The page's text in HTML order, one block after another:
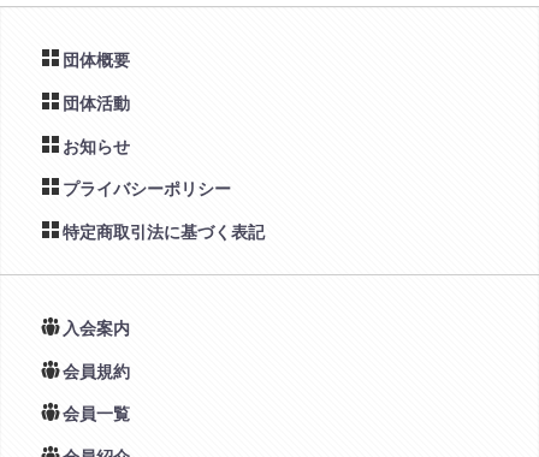
団体概要
団体活動
お知らせ
プライバシーポリシー
特定商取引法に基づく表記
入会案内
会員規約
会員一覧